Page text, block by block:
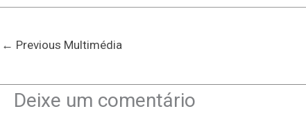
← Previous Multimédia
Deixe um comentário